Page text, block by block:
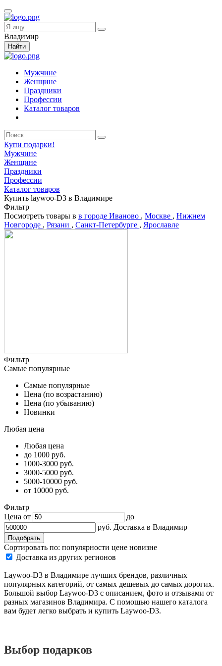
Владимир
Найти
Мужчине
Женщине
Праздники
Профессии
Каталог товаров
Купи подарки!
Мужчине
Женщине
Праздники
Профессии
Каталог товаров
Купить laywoo-D3 в Владимире
Фильтр
Посмотреть товары в в городе Иваново , Москве , Нижнем
Новгороде , Рязани , Санкт-Петербурге , Ярославле
Фильтр
Самые популярные
Самые популярные
Цена (по возрастанию)
Цена (по убыванию)
Новинки
Любая цена
Любая цена
до 1000 руб.
1000-3000 руб.
3000-5000 руб.
5000-10000 руб.
от 10000 руб.
Фильтр
Цена от
до
руб. Доставка в Владимир
Сортировать по: популярности цене новизне
Доставка из других регионов
Laywoo-D3 в Владимире лучших брендов, различных
популярных категорий, от самых дешевых до самых дорогих.
Большой выбор Laywoo-D3 с описанием, фото и отзывами от
разных магазинов Владимира. С помощью нашего каталога
вам будет легко выбрать и купить Laywoo-D3.
Выбор подарков